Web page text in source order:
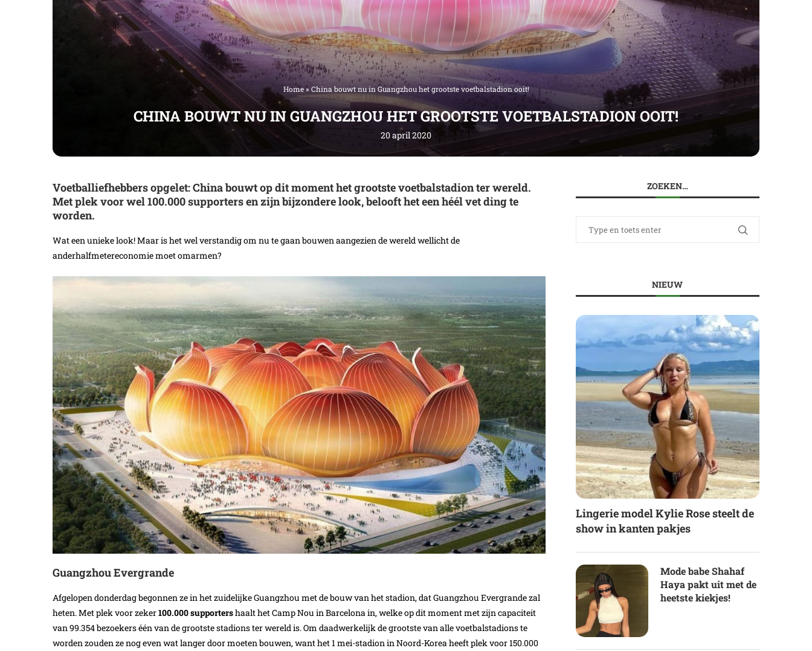
Home» China bouwt nu in Guangzhou het grootste voetbalstadion ooit!
CHINA BOUWT NU IN GUANGZHOU HET GROOTSTE VOETBALSTADION OOIT!
20 april 2020
Voetballiefhebbers opgelet:China bouwt op dit moment het grootste voetbalstadion ter wereld.
Met plek voor wel 100.000 supporters en zijn bijzondere look, belooft het een héél vet ding te
worden.
Wat een unieke look! Maar is het wel verstandig om nu te gaan bouwen aangezien de wereld wellicht de
anderhalfmetereconomie moet omarmen?
Guangzhou Evergrande
Afgelopen donderdag begonnen ze in het zuidelijke Guangzhou met de bouw van het stadion, dat Guangzhou Evergrande zal
heten. Met plek voor zeker100.000 supportershaalt het Camp Nou in Barcelona in, welke op dit moment met zijn capaciteit
van 99.354 bezoekers één van de grootste stadions ter wereld is. Om daadwerkelijk de grootste van alle voetbalstadions te
worden zouden ze nog even wat langer door moeten bouwen, want het 1 mei-stadion in Noord-Korea heeft plek voor 150.000
ZOEKEN…
NIEUW
Lingerie model Kylie Rose steelt de
show in kanten pakjes
Mode babe Shahaf
Haya pakt uit met de
heetste kiekjes!